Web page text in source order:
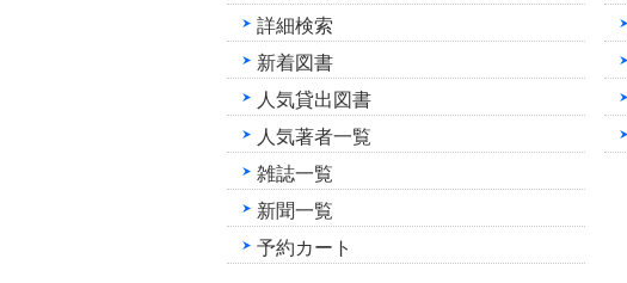
詳細検索
新着図書
人気貸出図書
人気著者一覧
雑誌一覧
新聞一覧
予約カート